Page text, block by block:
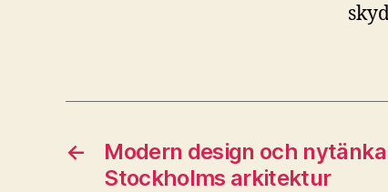
←
Modern design och
Stockholms arkitektur